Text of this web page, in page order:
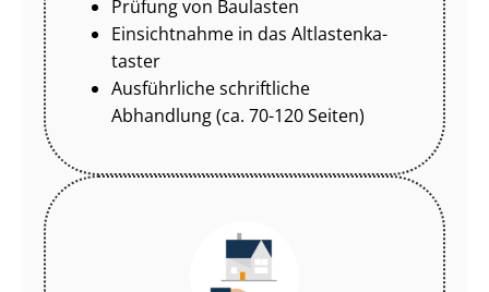
Prüfung von Baulasten
Einsichtnahme in das Alt­las­ten­ka­
tas­ter
Ausführliche schriftliche
Abhandlung (ca. 70-120 Seiten)